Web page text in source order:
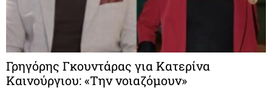
Γρηγόρης Γκουντάρας για Κατερίνα
Καινούργιου: «Την νοιαζόμουν»